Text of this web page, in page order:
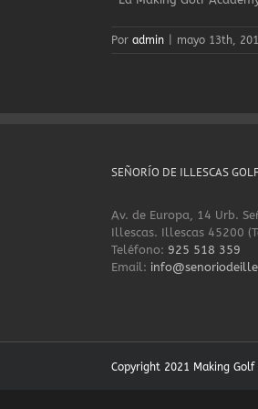
Por admin mayo 13th,
SEÑORÍO DE ILLESCAS
Av. de Europa, 14 Urb.
Illescas. Illescas 45200
Teléfono: 925 518 359
Email:
Copyright 2021 Making